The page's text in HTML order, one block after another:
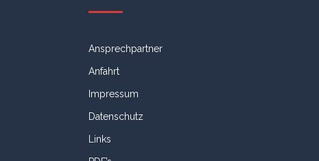
Ansprechpartner
Anfahrt
Impressum
Datenschutz
Links